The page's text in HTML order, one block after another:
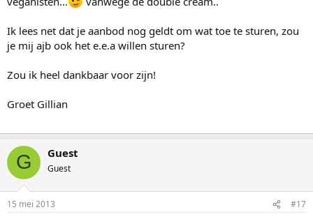
Ik lees net dat je aanbod nog geldt om wat toe te sturen, zou
je mij ajb ook het e.e.a willen sturen?
Zou ik heel dankbaar voor zijn!
Groet Gillian
G Guest
Guest
15 mei 2013 #17